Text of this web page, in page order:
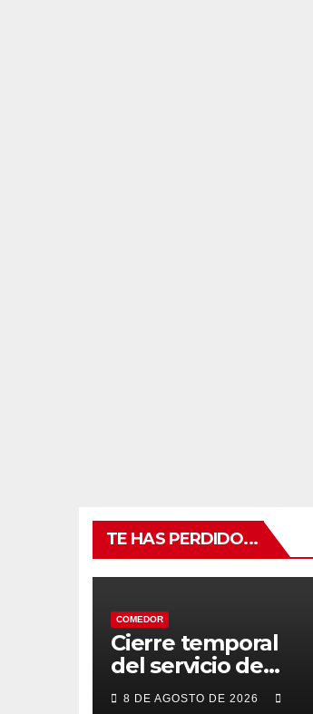
TE HAS PERDIDO...
COMEDOR
Cierre temporal
del servicio de
BAR – COMEDOR
8 DE AGOSTO DE 2026